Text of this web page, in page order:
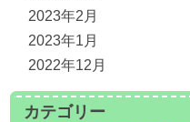
2023年2月
2023年1月
2022年12月
カテゴリー